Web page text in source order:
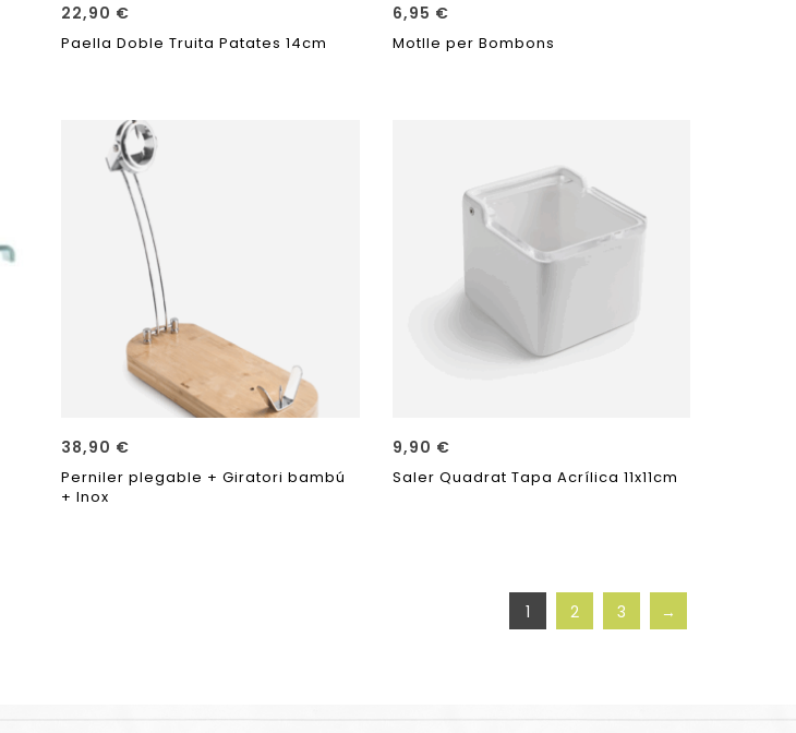
22,90 €
Paella Doble Truita Patates 14cm
6,95 €
Motlle per Bombons
38,90 €
Perniler plegable + Giratori bambú
+ Inox
9,90 €
Saler Quadrat Tapa Acrílica 11x11cm
1 2 3 →